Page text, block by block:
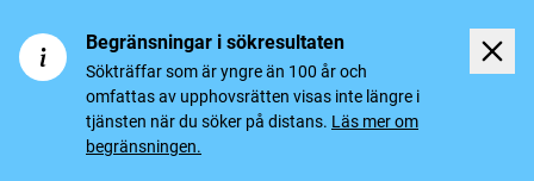
Begränsningar i sökresultaten
Sökträffar som är yngre än 100 år och
omfattas av upphovsrätten visas inte längre i
tjänsten när du söker på distans. Läs mer om
begränsningen.